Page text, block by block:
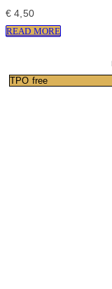
€ 4,50
READ MORE
TPO free